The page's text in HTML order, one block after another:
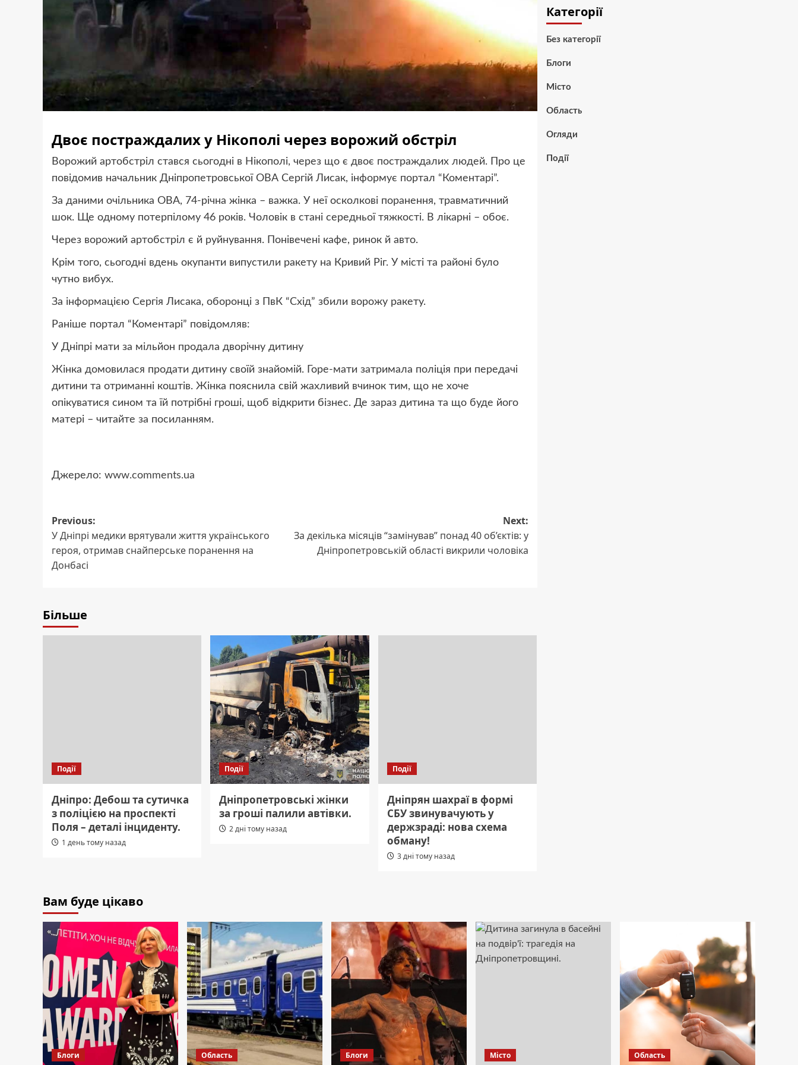
Двоє постраждалих у Нікополі через ворожий обстріл
Ворожий артобстріл стався сьогодні в Нікополі, через що є двоє постраждалих людей. Про це
повідомив начальник Дніпропетровської ОВА Сергій Лисак, інформує портал “Коментарі”.
За даними очільника ОВА, 74-річна жінка – важка. У неї осколкові поранення, травматичний
шок. Ще одному потерпілому 46 років. Чоловік в стані середньої тяжкості. В лікарні – обоє.
Через ворожий артобстріл є й руйнування. Понівечені кафе, ринок й авто.
Крім того, сьогодні вдень окупанти випустили ракету на Кривий Ріг. У місті та районі було
чутно вибух.
За інформацією Сергія Лисака, оборонці з ПвК “Схід” збили ворожу ракету.
Раніше портал “Коментарі” повідомляв:
У Дніпрі мати за мільйон продала дворічну дитину
Жінка домовилася продати дитину своїй знайомій. Горе-мати затримала поліція при передачі
дитини та отриманні коштів. Жінка пояснила свій жахливий вчинок тим, що не хоче
опікуватися сином та їй потрібні гроші, щоб відкрити бізнес. Де зараз дитина та що буде його
матері – читайте за посиланням.
Джерело: www.comments.ua
Post
navigation
Previous:
У Дніпрі медики врятували життя українського
героя, отримав снайперське поранення на
Донбасі
Next:
За декілька місяців “замінував” понад 40 об’єктів: у
Дніпропетровській області викрили чоловіка
Більше
Події
Дніпро: Дебош та сутичка
з поліцією на проспекті
Поля – деталі інциденту.
1 день тому назад
Події
Дніпропетровські жінки
за гроші палили автівки.
2 дні тому назад
Події
Дніпрян шахраї в формі
СБУ звинувачують у
держзраді: нова схема
обману!
3 дні тому назад
Категорії
Без категорії
Блоги
Місто
Область
Огляди
Події
Вам буде цікаво
Блоги Область Блоги Місто Область